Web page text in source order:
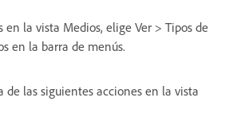
en la vista Medios, elige Ver > Tipos de
en la barra de menús.
de las siguientes acciones en la vista